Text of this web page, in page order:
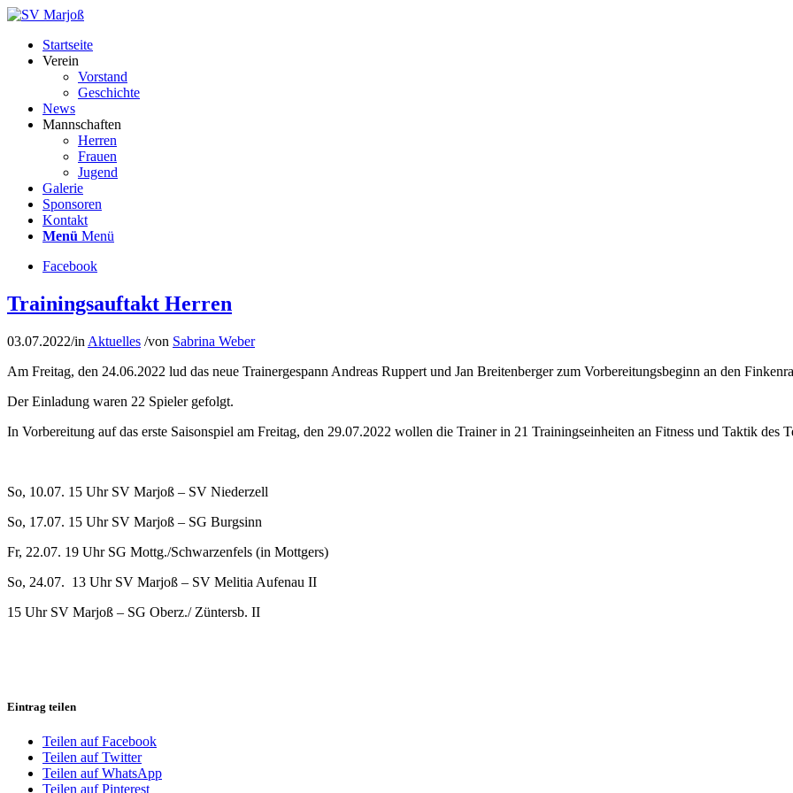
Startseite
Verein
Vorstand
Geschichte
News
Mannschaften
Herren
Frauen
Jugend
Galerie
Sponsoren
Kontakt
Menü Menü
Facebook
Trainingsauftakt Herren
03.07.2022/in Aktuelles /von Sabrina Weber
Am Freitag, den 24.06.2022 lud das neue Trainergespann Andreas Ruppert und Jan Breitenberger zum Vorbereitungsbeginn an den
Der Einladung waren 22 Spieler gefolgt.
In Vorbereitung auf das erste Saisonspiel am Freitag, den 29.07.2022 wollen die Trainer in 21 Trainingseinheiten an Fitness und Taktik des
So, 10.07. 15 Uhr SV Marjoß – SV Niederzell
So, 17.07. 15 Uhr SV Marjoß – SG Burgsinn
Fr, 22.07. 19 Uhr SG Mottg./Schwarzenfels (in Mottgers)
So, 24.07. 13 Uhr SV Marjoß – SV Melitia Aufenau II
15 Uhr SV Marjoß – SG Oberz./ Züntersb. II
Eintrag teilen
Teilen auf Facebook
Teilen auf Twitter
Teilen auf WhatsApp
Teilen auf Pinterest